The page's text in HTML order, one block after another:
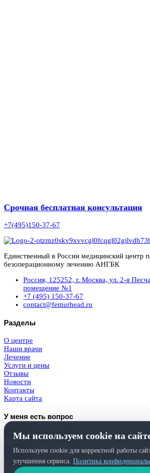
Срочная бесплатная консультация
+7(495)150-37-67
Единственный в России медицинский центр
безоперационному лечению АНГБК
Россия, 125252, г. Москва, ул. 2-я
помещение №1
+7 (495) 150-37-67
contact@femurhead.ru
Разделы
О центре
Наши врачи
Лечение
Услуги и цены
Отзывы
Новости
Контакты
Карта сайта
У меня есть вопрос
Бесплатная консультация
Получить
© 2026Femurhead.ru . Права защищены.
Политика конфиденциальностии
Мы используем cookie на
Используем cookie для корректной работы
улучшения сервиса. Политика